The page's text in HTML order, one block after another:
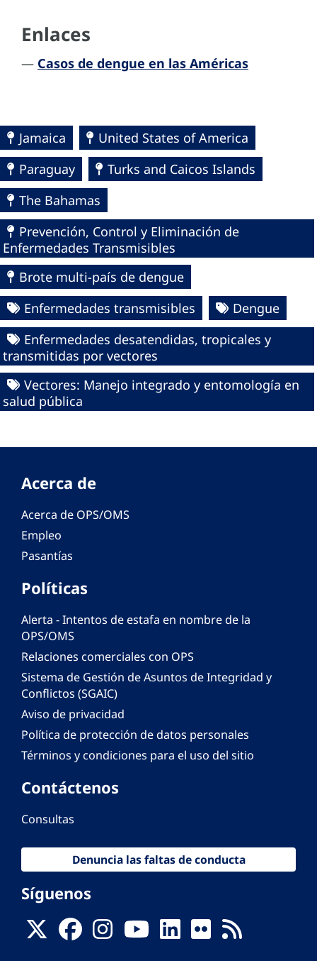
Enlaces
— Casos de dengue en las Américas
Jamaica
United States of America
Paraguay
Turks and Caicos Islands
The Bahamas
Prevención, Control y Eliminación de
Enfermedades Transmisibles
Brote multi-país de dengue
Enfermedades transmisibles
Dengue
Enfermedades desatendidas, tropicales y
transmitidas por vectores
Vectores: Manejo integrado y entomología en
salud pública
Acerca de
Acerca de OPS/OMS
Empleo
Pasantías
Políticas
Alerta - Intentos de estafa en nombre de la
OPS/OMS
Relaciones comerciales con OPS
Sistema de Gestión de Asuntos de Integridad y
Conflictos (SGAIC)
Aviso de privacidad
Política de protección de datos personales
Términos y condiciones para el uso del sitio
Contáctenos
Consultas
Denuncia las faltas de conducta
Síguenos